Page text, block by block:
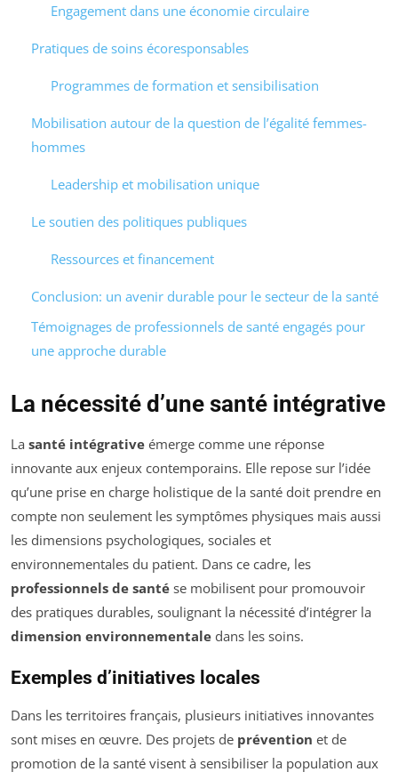
Engagement dans une économie circulaire
Pratiques de soins écoresponsables
Programmes de formation et sensibilisation
Mobilisation autour de la question de l’égalité femmes-
hommes
Leadership et mobilisation unique
Le soutien des politiques publiques
Ressources et financement
Conclusion: un avenir durable pour le secteur de la santé
Témoignages de professionnels de santé engagés pour
une approche durable
La nécessité d’une santé intégrative
La santé intégrative émerge comme une réponse
innovante aux enjeux contemporains. Elle repose sur l’idée
qu’une prise en charge holistique de la santé doit prendre en
compte non seulement les symptômes physiques mais aussi
les dimensions psychologiques, sociales et
environnementales du patient. Dans ce cadre, les
professionnels de santé se mobilisent pour promouvoir
des pratiques durables, soulignant la nécessité d’intégrer la
dimension environnementale dans les soins.
Exemples d’initiatives locales
Dans les territoires français, plusieurs initiatives innovantes
sont mises en œuvre. Des projets de prévention et de
promotion de la santé visent à sensibiliser la population aux